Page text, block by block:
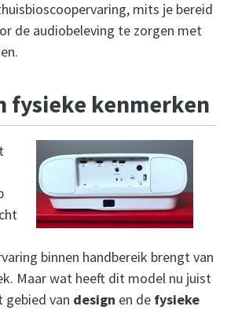
mits je bereid
de audiobeleving te zorgen met
fysieke kenmerken
binnen handbereik brengt van
Maar wat heeft dit model nu juist
gebied van design en de fysieke